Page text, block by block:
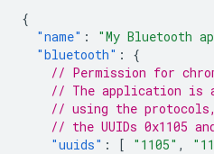
{
"name" : "My Bluetooth
"bluetooth" :
{
// Permission for
// The application is
// using the
// the UUIDs 0x1105
"uuids" : [ "1105" ,